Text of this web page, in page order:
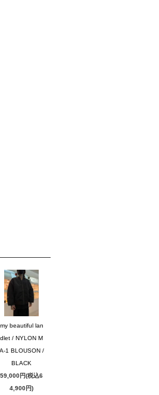
my beautiful lan
dlet / NYLON M
A-1 BLOUSON /
BLACK
59,000円(税込6
4,900円)